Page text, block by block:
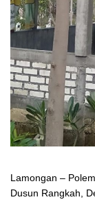
Lamongan –
Dusun Rangkah,